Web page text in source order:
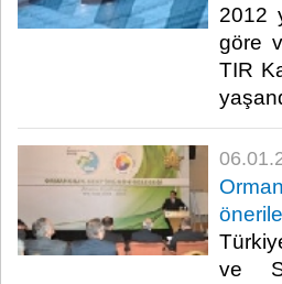
2012
göre
TIR
ve